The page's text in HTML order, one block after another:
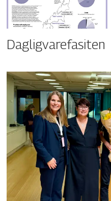
Dagligvarefasiten